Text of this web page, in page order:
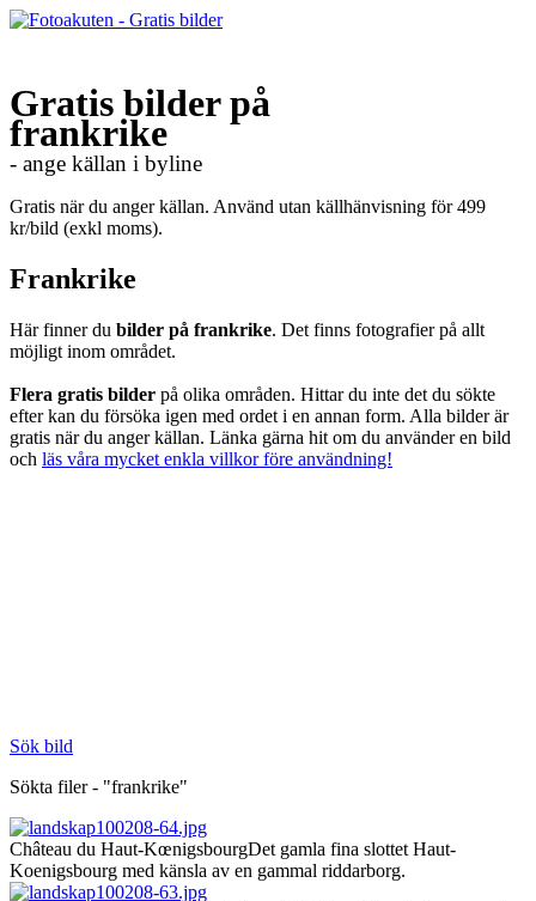
Gratis bilder på
frankrike
- ange källan i byline
Gratis när du anger källan. Använd utan källhänvisning för 499
kr/bild (exkl moms).
Frankrike
Här finner du bilder på frankrike. Det finns fotografier på allt
möjligt inom området.
Flera gratis bilder på olika områden. Hittar du inte det du sökte
efter kan du försöka igen med ordet i en annan form. Alla bilder är
gratis när du anger källan. Länka gärna hit om du använder en bild
och läs våra mycket enkla villkor före användning!
Sök bild
Sökta filer - "frankrike"
Château du Haut-KœnigsbourgDet gamla fina slottet Haut-
Koenigsbourg med känsla av en gammal riddarborg.